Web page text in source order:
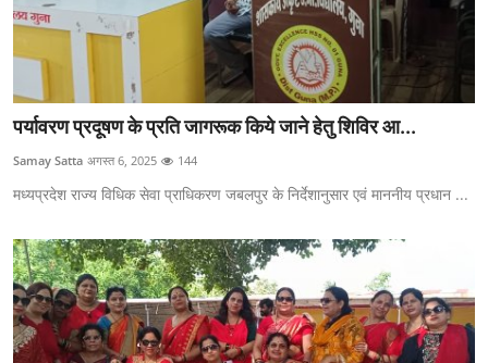
पर्यावरण प्रदूषण के प्रति जागरूक किये जाने हेतु शिविर आ...
Samay Satta अगस्त 6, 2025 144
मध्यप्रदेश राज्य विधिक सेवा प्राधिकरण जबलपुर के निर्देशानुसार एवं माननीय प्रधान ...